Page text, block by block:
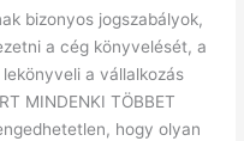
bizonyos jogszabályok,
a cég könyvelését, a
a vállalkozás
MINDENKI TÖBBET
hogy olyan